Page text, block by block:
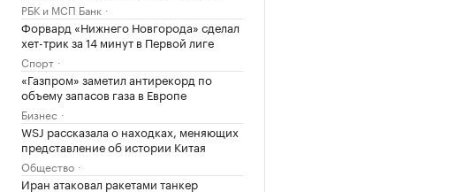
РБК и МСП Банк
Форвард «Нижнего Новгорода» сделал
хет-трик за 14 минут в Первой лиге
Спорт
«Газпром» заметил антирекорд по
объему запасов газа в Европе
Бизнес
WSJ рассказала о находках, меняющих
представление об истории Китая
Общество
Иран атаковал ракетами танкер